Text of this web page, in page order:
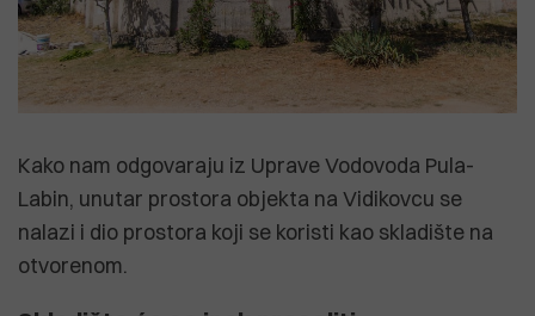
Kako nam odgovaraju iz Uprave Vodovoda Pula-
Labin, unutar prostora objekta na Vidikovcu se
nalazi i dio prostora koji se koristi kao skladište na
otvorenom.